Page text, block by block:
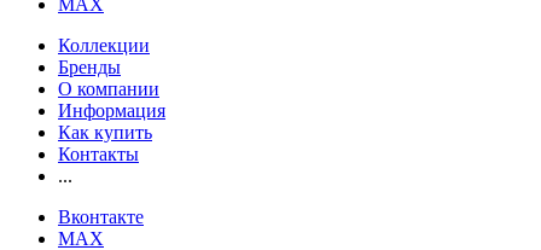
MAX
Коллекции
Бренды
О компании
Информация
Как купить
Контакты
...
Вконтакте
MAX